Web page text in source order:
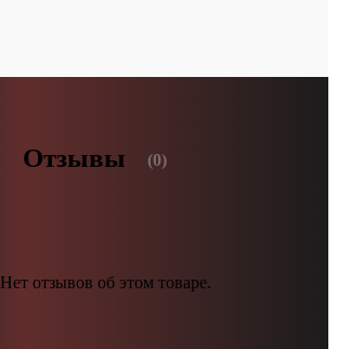
Отзывы (0)
Нет отзывов об этом товаре.